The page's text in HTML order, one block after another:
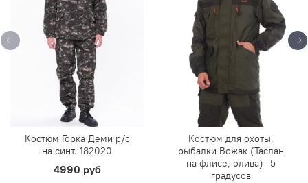
Костюм Горка Деми р/c
на синт. 182020
4990 руб
Костюм для охоты,
рыбалки Вожак (Таслан
на флисе, олива) -5
градусов